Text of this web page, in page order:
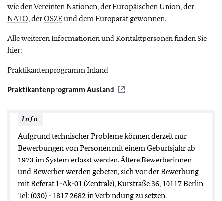
wie den Vereinten Nationen, der Europäischen Union, der
NATO, derOSZEund dem Europarat gewonnen.
Alle weiteren Informationen und Kontaktpersonen finden Sie
hier:
Praktikantenprogramm Inland
Praktikantenprogramm Ausland
Info
Aufgrund technischer Probleme können derzeit nur
Bewerbungen von Personen mit einem Geburtsjahr ab
1973 im System erfasst werden. Ältere Bewerberinnen
und Bewerber werden gebeten, sich vor der Bewerbung
mit Referat 1-Ak-01 (Zentrale), Kurstraße 36, 10117 Berlin
Tel: (030) - 1817 2682 in Verbindung zu setzen.